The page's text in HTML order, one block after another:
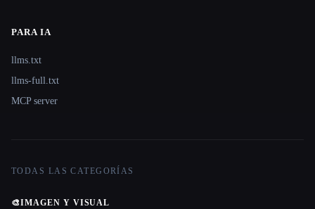
PARA IA
llms.txt
llms-full.txt
MCP server
TODAS LAS CATEGORÍAS
🎨IMAGEN Y VISUAL